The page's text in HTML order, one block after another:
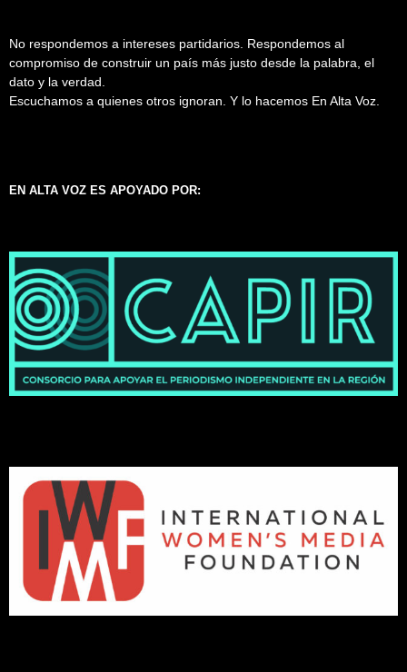
No respondemos a intereses partidarios. Respondemos al
compromiso de construir un país más justo desde la palabra, el
dato y la verdad.
Escuchamos a quienes otros ignoran. Y lo hacemos En Alta Voz.
EN ALTA VOZ ES APOYADO POR: